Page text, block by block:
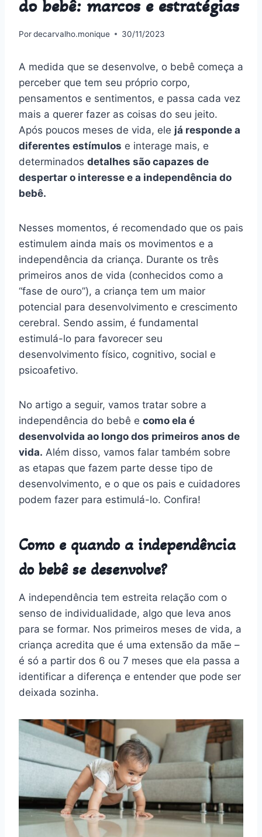
do bebê: marcos e estratégias
Pordecarvalho.monique 30/11/2023
A medida que se desenvolve, o bebê começa a
perceber que tem seu próprio corpo,
pensamentos e sentimentos, e passa cada vez
mais a querer fazer as coisas do seu jeito.
Após poucos meses de vida, ele já responde a
diferentes estímulos e interage mais, e
determinados detalhes são capazes de
despertar o interesse e a independência do
bebê.
Nesses momentos, é recomendado que os pais
estimulem ainda mais os movimentos e a
independência da criança. Durante os três
primeiros anos de vida (conhecidos como a
“fase de ouro”), a criança tem um maior
potencial para desenvolvimento e crescimento
cerebral. Sendo assim, é fundamental
estimulá-lo para favorecer seu
desenvolvimento físico, cognitivo, social e
psicoafetivo.
No artigo a seguir, vamos tratar sobre a
independência do bebê e como ela é
desenvolvida ao longo dos primeiros anos de
vida. Além disso, vamos falar também sobre
as etapas que fazem parte desse tipo de
desenvolvimento, e o que os pais e cuidadores
podem fazer para estimulá-lo. Confira!
Como e quando a independência
do bebê se desenvolve?
A independência tem estreita relação com o
senso de individualidade, algo que leva anos
para se formar. Nos primeiros meses de vida, a
criança acredita que é uma extensão da mãe –
é só a partir dos 6 ou 7 meses que ela passa a
identificar a diferença e entender que pode ser
deixada sozinha.